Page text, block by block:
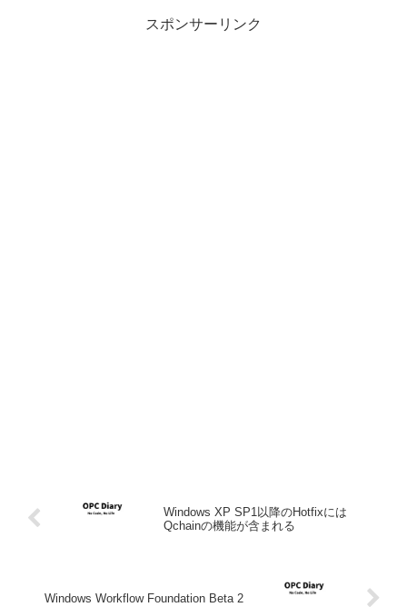
スポンサーリンク
Windows XP SP1以降のHotfixには
Qchainの機能が含まれる
Windows Workflow Foundation Beta 2